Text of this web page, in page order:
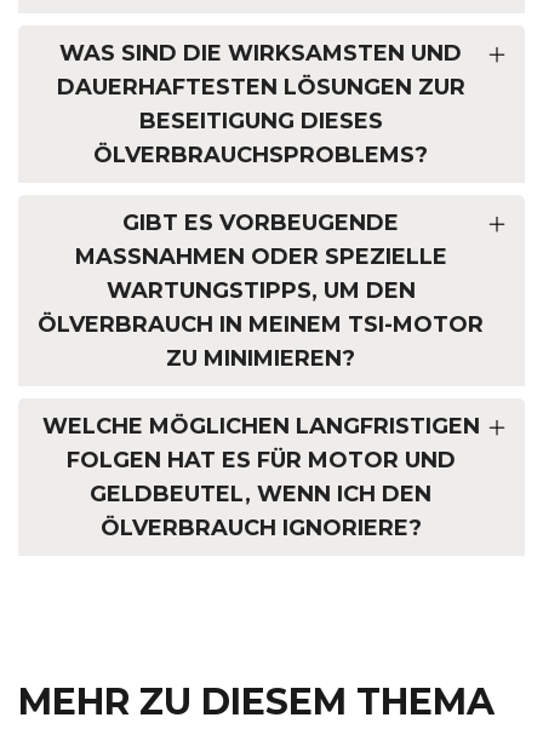
WAS SIND DIE WIRKSAMSTEN UND
DAUERHAFTESTEN LÖSUNGEN ZUR
BESEITIGUNG DIESES
ÖLVERBRAUCHSPROBLEMS?
GIBT ES VORBEUGENDE
MASSNAHMEN ODER SPEZIELLE W
ARTUNGSTIPPS, UM DEN Ö
LVERBRAUCH IN MEINEM TSI-MOTOR Z
U MINIMIEREN?
WELCHE MÖGLICHEN LANGFRISTIGEN
FOLGEN HAT ES FÜR MOTOR UND
GELDBEUTEL, WENN ICH DEN
ÖLVERBRAUCH IGNORIERE?
MEHR ZU DIESEM THEMA